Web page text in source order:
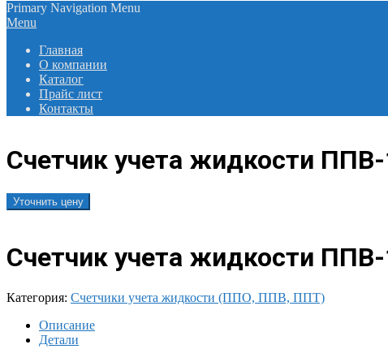
Primary Navigation Menu
Menu
Главная
О компании
Каталог
Прайс лист
Контакты
Счетчик учета жидкости
Уточнить цену
Счетчик учета жидкости
Категория: Счетчики учета жидкости (ППО, ППВ, ППТ)
Описание
Детали